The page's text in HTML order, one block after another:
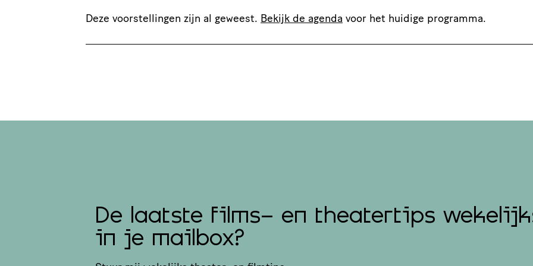
Deze voorstellingen zijn al geweest. Bekijk de agenda voor het huidige programma.
De laatste films- en theatertips
in je mailbox?